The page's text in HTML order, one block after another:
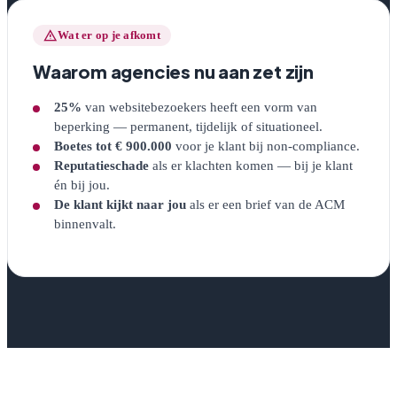
warningWat er op je afkomt
Waarom agencies nu aan zet zijn
25% van websitebezoekers heeft een vorm van
beperking — permanent, tijdelijk of situationeel.
Boetes tot € 900.000 voor je klant bij non-compliance.
Reputatieschade als er klachten komen — bij je klant
én bij jou.
De klant kijkt naar jou als er een brief van de ACM
binnenvalt.